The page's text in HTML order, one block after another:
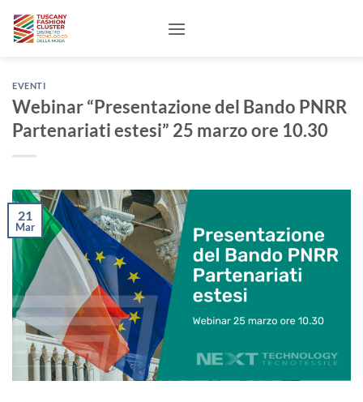
EVENTI
Webinar “Presentazione del Bando PNRR
Partenariati estesi” 25 marzo ore 10.30
21
Mar